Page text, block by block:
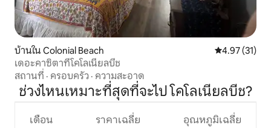
บ้านใน Colonial Beach คะแนนเฉลี่ย
4.97 (31)
เดอะคาซิตาที่โคโลเนียลบีช
สถานที่ · ครอบครัว · ความสะอาด
ช่วงไหนเหมาะที่สุดที่จะไป โคโลเนียลบีช?
เดือน ราคาเฉลี่ย อุณหภูมิเฉลี่ย